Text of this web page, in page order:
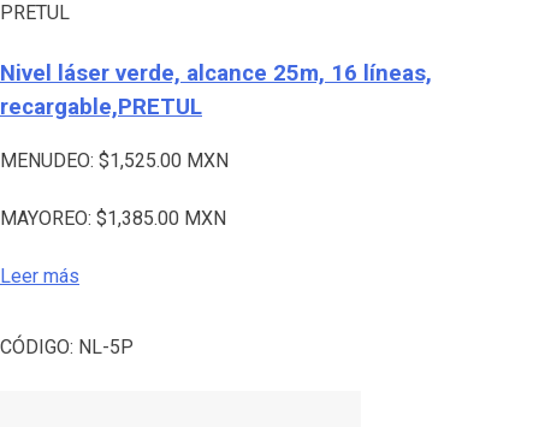
PRETUL
Nivel láser verde, alcance 25m, 16 líneas,
recargable,PRETUL
MENUDEO: $1,525.00 MXN
MAYOREO: $1,385.00 MXN
Leer más
CÓDIGO: NL-5P